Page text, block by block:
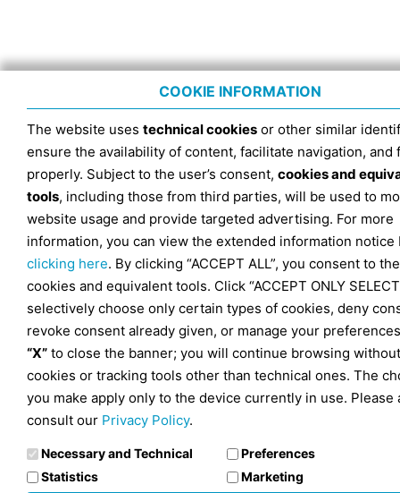
COOKIE INFORMATION
The website uses technical cookies or other similar
ensure the availability of content, facilitate navigation, and
properly. Subject to the user’s consent, cookies and
tools, including those from third parties, will be used to
website usage and provide targeted advertising. For more
information, you can view the extended information notice
clicking here. By clicking “ACCEPT ALL”, you consent to
cookies and equivalent tools. Click “ACCEPT ONLY
selectively choose only certain types of cookies, deny
revoke consent already given, or manage your
“X” to close the banner; you will continue browsing without
cookies or tracking tools other than technical ones. The
you make apply only to the device currently in use. Please
consult our Privacy Policy.
Necessary and Technical
Preferences
Statistics
Marketing